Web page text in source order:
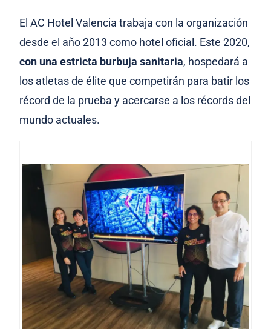
El AC Hotel Valencia trabaja con la organización
desde el año 2013 como hotel oficial. Este 2020,
con una estricta burbuja sanitaria, hospedará a
los atletas de élite que competirán para batir los
récord de la prueba y acercarse a los récords del
mundo actuales.